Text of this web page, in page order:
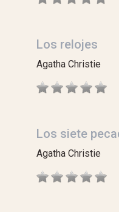
Los relojes
Agatha Christie
Los siete
Agatha Christie